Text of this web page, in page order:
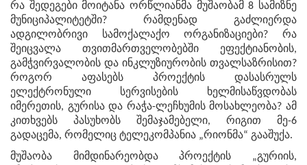
რა შედეგები მოიტანა ორწლიანმა მუშაობამ 8 სამიზნე
მუნიციპალიტეტში? რამდენად გაძლიერდა
ადგილობრივი სამოქალაქო ორგანიზაციები? რა
შეიცვალა თვითმართველობებში ეფექტიანობის,
გამჭვირვალობის და ინკლუზიურობის თვალსაზრისით?
როგორ აფასებს პროექტის დასასრულს
ელექტრონული სერვისების ხელმისაწვდობას
იმერეთის, გურისა და რაჭა-ლეჩხუმის მოსახლეობა? ამ
კითხვებს პასუხობს შემაჯამებელი, რიგით მე-6
გადაცემა, რომელიც ტელეკომპანია „რიონმა“ გააშუქა.
მუშაობა მიმდინარეობდა პროექტის „გურიის,